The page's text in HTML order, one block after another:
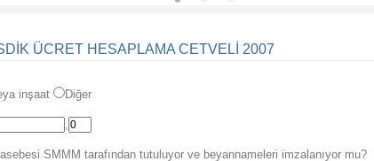
ÜCRET HESAPLAMA CETVELİ 2007
inşaat
Diğer
,
SMMM tarafından tutuluyor ve beyannameleri imzalanıyor mu?